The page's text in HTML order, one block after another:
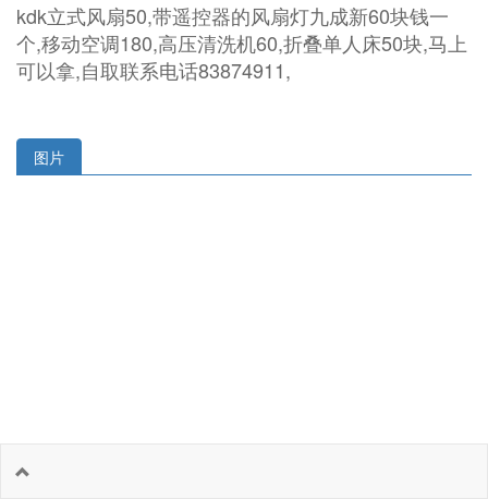
kdk立式风扇50,带遥控器的风扇灯九成新60块钱一
个,移动空调180,高压清洗机60,折叠单人床50块,马上
可以拿,自取联系电话83874911,
图片